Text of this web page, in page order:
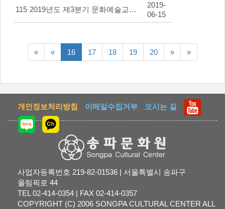
115 2019년도 제3분기 문화예술교양강좌 수강생 모집
2019-
06-15
«맨처음
페이지
«이전5페이지
16 17 18 19 20 »다음5페이지
»맨끝
페이지
개인정보처리방침 이메일수집거부 오시는 길
사업자등록번호 219-82-01536 | 서울특별시 송파구
올림픽로 44
TEL 02-414-0354 | FAX 02-414-0357
COPYRIGHT (C) 2006 SONGPA CULTURAL CENTER ALL